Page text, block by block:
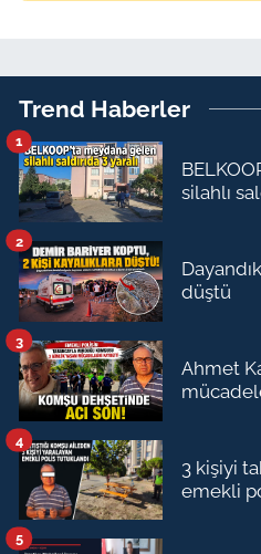
Trend Haberler
silahlı
1
düştü
2
Ahmet
3
3 kişiyi
emekli
4
5